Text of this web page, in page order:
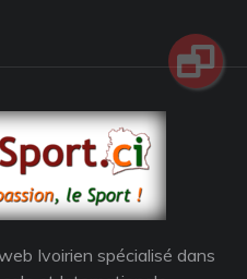
Ivoirien spécialisé dans